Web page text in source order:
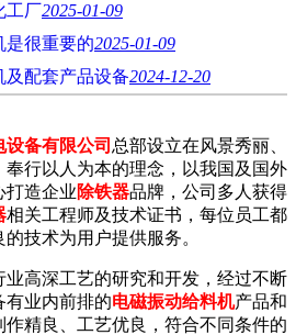
工厂2025-01-09
是很重要的2025-01-09
及配套产品设备2024-12-20
备有限公司 总部设立在风景秀丽、
奉行以人为本的理念，以我国及国外
打造企业除铁器品牌，公司多人获得
相关工程师及技术证书，每位员工都
技术为用户提供服务。
业高深工艺的研究和开发，经过不断
有业内前排的电磁振动给料机产品和
精良、工艺优良，符合不同条件的